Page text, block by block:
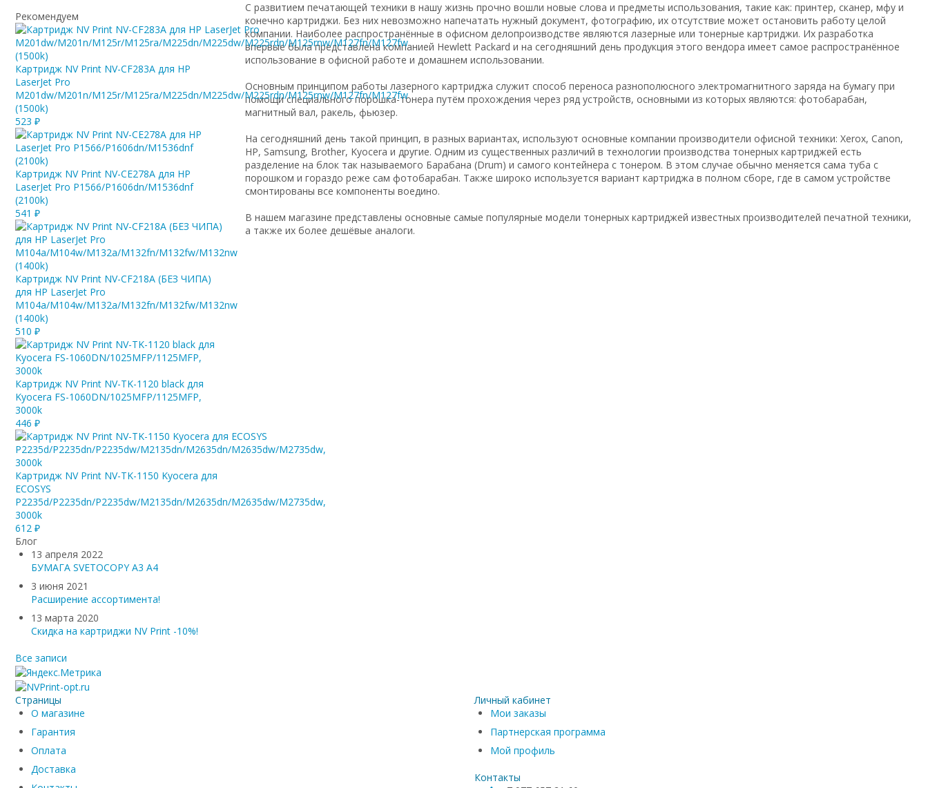
С развитием печатающей техники в нашу жизнь прочно вошли новые слова и предметы использования, такие как: принтер, сканер, мфу и
конечно картриджи. Без них невозможно напечатать нужный документ, фотографию, их отсутствие может остановить работу целой
компании. Наиболее распространённые в офисном делопроизводстве являются лазерные или тонерные картриджи. Их разработка
впервые была представлена компанией Hewlett Packard и на сегодняшний день продукция этого вендора имеет самое распространённое
использование в офисной работе и домашнем использовании.
Основным принципом работы лазерного картриджа служит способ переноса разнополюсного электромагнитного заряда на бумагу при
помощи специального порошка-тонера путём прохождения через ряд устройств, основными из которых являются: фотобарабан,
магнитный вал, ракель, фьюзер.
На сегодняшний день такой принцип, в разных вариантах, используют основные компании производители офисной техники: Xerox, Canon,
HP, Samsung, Brother, Kyocera и другие. Одним из существенных различий в технологии производства тонерных картриджей есть
разделение на блок так называемого Барабана (Drum) и самого контейнера с тонером. В этом случае обычно меняется сама туба с
порошком и гораздо реже сам фотобарабан. Также широко используется вариант картриджа в полном сборе, где в самом устройстве
смонтированы все компоненты воедино.
В нашем магазине представлены основные самые популярные модели тонерных картриджей известных производителей печатной техники,
а также их более дешёвые аналоги.
Рекомендуем
Картридж NV Print NV-CF283A для HP
LaserJet Pro
M201dw/M201n/M125r/M125ra/M225dn/M225dw/M225rdn/M125rnw/M127fn/M127fw
(1500k)
523 ₽
Картридж NV Print NV-CE278A для HP
LaserJet Pro P1566/P1606dn/M1536dnf
(2100k)
541 ₽
Картридж NV Print NV-CF218A (БЕЗ ЧИПА)
для HP LaserJet Pro
M104a/M104w/M132a/M132fn/M132fw/M132nw
(1400k)
510 ₽
Картридж NV Print NV-TK-1120 black для
Kyocera FS-1060DN/1025MFP/1125MFP,
3000k
446 ₽
Картридж NV Print NV-TK-1150 Kyocera для
ECOSYS
P2235d/P2235dn/P2235dw/M2135dn/M2635dn/M2635dw/M2735dw,
3000k
612 ₽
Блог
13 апреля 2022
БУМАГА SVETOCOPY A3 A4
3 июня 2021
Расширение ассортимента!
13 марта 2020
Скидка на картриджи NV Print -10%!
Все записи
Страницы
О магазине
Гарантия
Оплата
Доставка
Личный кабинет
Мои заказы
Партнерская программа
Мой профиль
Контакты